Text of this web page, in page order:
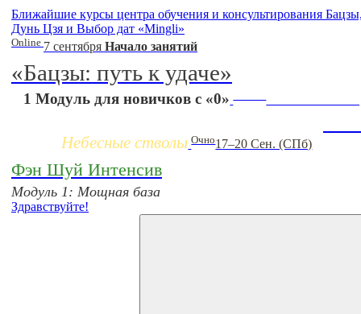
Ближайшие курсы центра обучения и консультирования
Дунь Цзя и Выбор дат «Mingli»
Online 7 сентября Начало занятий
«Бацзы: путь к удаче»
1 Модуль для новичков с «0» НОВЫЙ online-
Небесные стволы Очно17–20 Сен. (СПб)
Фэн Шуй Интенсив
Модуль 1: Мощная база
Здравствуйте!